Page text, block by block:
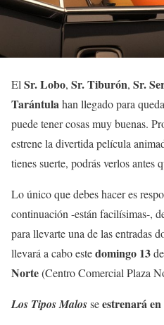
El Sr. Lobo, Sr. Tiburón, Sr.
Tarántulahan llegado para
puede tener cosas muy buenas.
estrene la divertida película
tienes suerte, podrás verlos antes
Lo único que debes hacer es
continuación -están facilísimas-,
para llevarte una de las entradas
llevará a cabo estedomingo 13
Norte(Centro Comercial Plaza
Los Tipos Malosseestrenará en